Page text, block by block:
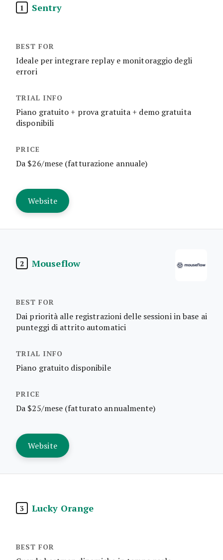
1 Sentry
Ideale per integrare replay e monitoraggio degli
errori
Piano gratuito + prova gratuita + demo gratuita
disponibili
Da $26/mese (fatturazione annuale)
Website
2 Mouseflow
Dai priorità alle registrazioni delle sessioni in base ai
punteggi di attrito automatici
Piano gratuito disponibile
Da $25/mese (fatturato annualmente)
Website
3 Lucky Orange